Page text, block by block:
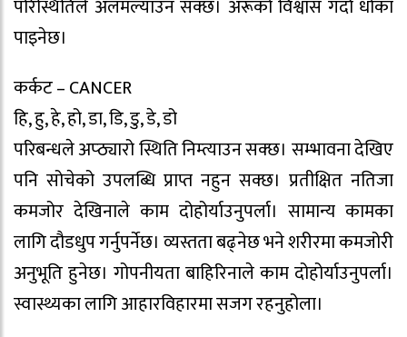
परिस्थितिले अलमल्याउन सक्छ। अरूको विश्वास गर्दा धोका
पाइनेछ।
कर्कट – CANCER
हि, हु, हे, हो, डा, डि, डु, डे, डो
परिबन्धले अप्ठ्यारो स्थिति निम्त्याउन सक्छ। सम्भावना देखिए
पनि सोचेको उपलब्धि प्राप्त नहुन सक्छ। प्रतीक्षित नतिजा
कमजोर देखिनाले काम दोहोर्याउनुपर्ला। सामान्य कामका
लागि दौडधुप गर्नुपर्नेछ। व्यस्तता बढ्नेछ भने शरीरमा कमजोरी
अनुभूति हुनेछ। गोपनीयता बाहिरिनाले काम दोहोर्याउनुपर्ला।
स्वास्थ्यका लागि आहारविहारमा सजग रहनुहोला।